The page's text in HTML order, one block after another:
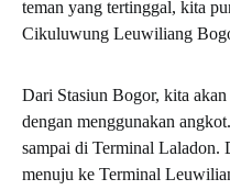
teman yang tertinggal, kita
Cikuluwung Leuwiliang
Dari Stasiun Bogor, kita
dengan menggunakan
sampai di Terminal Laladon.
menuju ke Terminal